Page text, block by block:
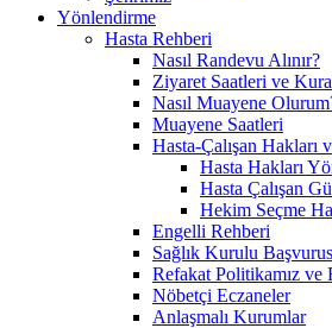
Yönlendirme
Hasta Rehberi
Nasıl Randevu Alınır?
Ziyaret Saatleri ve
Nasıl Muayene
Muayene Saatleri
Hasta-Çalışan Hakları
Hasta Hakları
Hasta Çalışan
Hekim Seçme
Engelli Rehberi
Sağlık Kurulu
Refakat Politikamız ve
Nöbetçi Eczaneler
Anlaşmalı Kurumlar